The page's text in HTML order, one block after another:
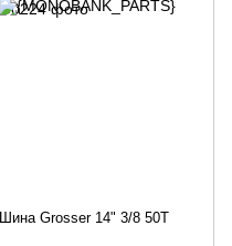
Шина Grosser 14" 3/8 50T